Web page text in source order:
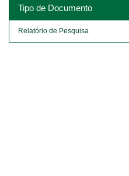
Tipo de Documento
Relatório de Pesquisa